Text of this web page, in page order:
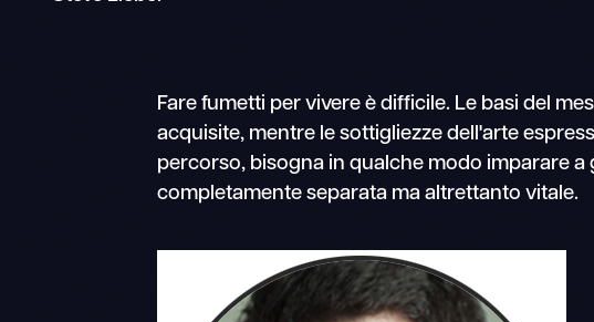
Fare fumetti per vivere è difficile. Le basi del
acquisite, mentre le sottigliezze dell'arte
percorso, bisogna in qualche modo imparare
completamente separata ma altrettanto vitale.